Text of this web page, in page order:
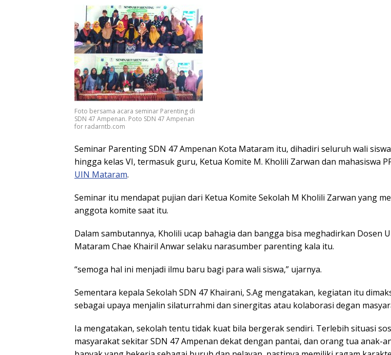
Foto bersama acara seminar Parenting di
SDN 47 Ampenan. Poto SDN 47 Ampenan
for radarntb.com
Seminar Parenting SDN 47 Ampenan Kota Mataram itu, dihadiri seluruh wali
hingga kelas VI, termasuk guru, Ketua Komite M. Kholili Zarwan dan mahasiswa
UIN Mataram.
Seminar itu mendapat pujian dari Ketua Komite Sekolah M Kholili Zarwan yang
anggota komite saat itu.
Dalam sambutannya, Kholili ucap bahagia dan bangga bisa meghadirkan Dosen
Mataram Chae Khairil Anwar selaku narasumber parenting kala itu.
“semoga hal ini menjadi ilmu baru bagi para wali siswa,” ujarnya.
Sementara kepala Sekolah SDN 47 Khairani, S.Ag mengatakan, kegiatan itu
sebagai upaya menjalin silaturrahmi dan sinergitas atau kolaborasi degan
Ia mengatakan, sekolah tentu tidak kuat bila bergerak sendiri. Terlebih situasi
masyarakat sekitar SDN 47 Ampenan dekat dengan pantai, dan orang tua anak-